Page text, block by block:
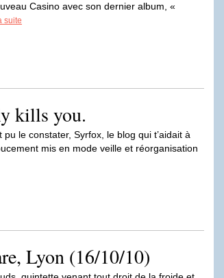
Casino avec son dernier album, «
suite
kills you.
le constater, Syrfox, le blog qui t’aidait à
mis en mode veille et réorganisation
Lyon (16/10/10)